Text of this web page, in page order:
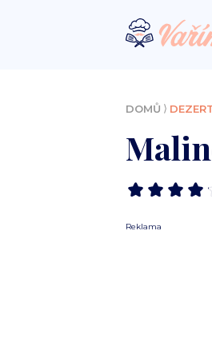
DOMŮ ⟩
Reklama